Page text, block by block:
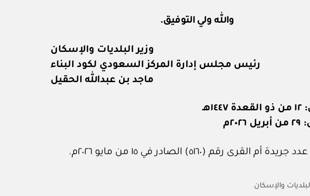
والله ولي التوفيق.
وزير البلديات والإسكان
رئيس مجلس إدارة المركز السعودي لكود البناء
ماجد بن عبدالله الحقيل
أم القرى رقم (٥١٦٠) الصادر في ١٥ من مايو ٢٠٢٦م.
والإسكان